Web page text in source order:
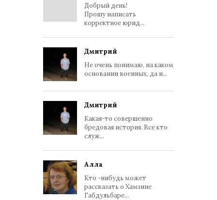
Добрый день!
Прошу написать
корректное юрид...
Дмитрий
Не очень понимаю, на каком
основании военных, да и...
Дмитрий
Какая-то совершенно
бредовая история. Все кто
служ...
Алла
Кто -нибудь может
рассказать о Хамзине
Габдульбаре...